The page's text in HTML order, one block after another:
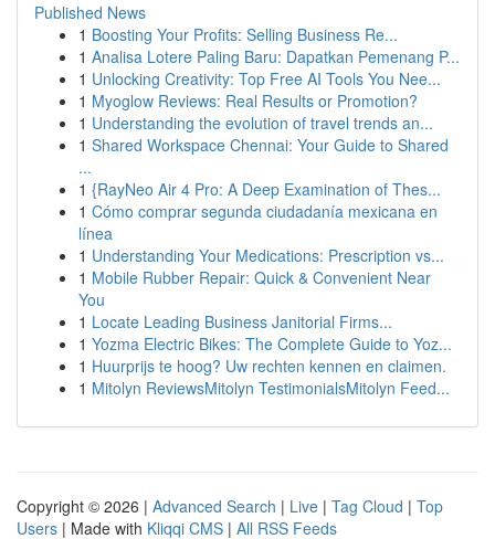
Published News
1 Boosting Your Profits: Selling Business Re...
1 Analisa Lotere Paling Baru: Dapatkan Pemenang P...
1 Unlocking Creativity: Top Free AI Tools You Nee...
1 Myoglow Reviews: Real Results or Promotion?
1 Understanding the evolution of travel trends an...
1 Shared Workspace Chennai: Your Guide to Shared
...
1 {RayNeo Air 4 Pro: A Deep Examination of Thes...
1 Cómo comprar segunda ciudadanía mexicana en
línea
1 Understanding Your Medications: Prescription vs...
1 Mobile Rubber Repair: Quick & Convenient Near
You
1 Locate Leading Business Janitorial Firms...
1 Yozma Electric Bikes: The Complete Guide to Yoz...
1 Huurprijs te hoog? Uw rechten kennen en claimen.
1 Mitolyn ReviewsMitolyn TestimonialsMitolyn Feed...
Copyright © 2026 | Advanced Search | Live | Tag Cloud | Top
Users | Made with Kliqqi CMS | All RSS Feeds